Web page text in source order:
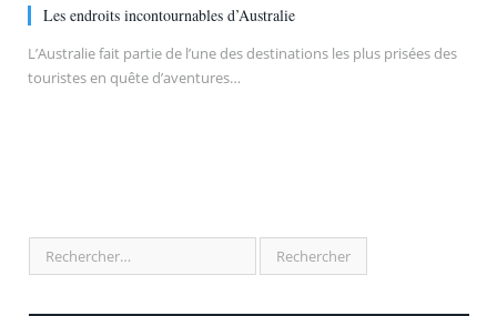
Les endroits incontournables d’Australie
L’Australie fait partie de l’une des destinations les plus prisées des
touristes en quête d’aventures…